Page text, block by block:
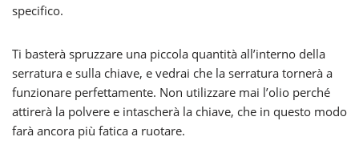
specifico.
Ti basterà spruzzare una piccola quantità all’interno della
serratura e sulla chiave, e vedrai che la serratura tornerà a
funzionare perfettamente. Non utilizzare mai l’olio perché
attirerà la polvere e intascherà la chiave, che in questo modo
farà ancora più fatica a ruotare.